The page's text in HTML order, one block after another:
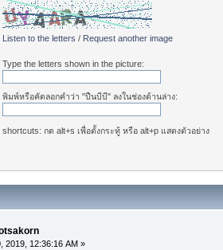
Listen to the letters / Request another image
Type the letters shown in the picture:
พิมพ์หรือคัดลอกคำว่า "ปืนบีบี" ลงในช่องด้านล่าง:
shortcuts: กด alt+s เพื่อตั้งกระทู้ หรือ alt+p แสดงตัวอย่าง
2019, 12:36:16 AM »